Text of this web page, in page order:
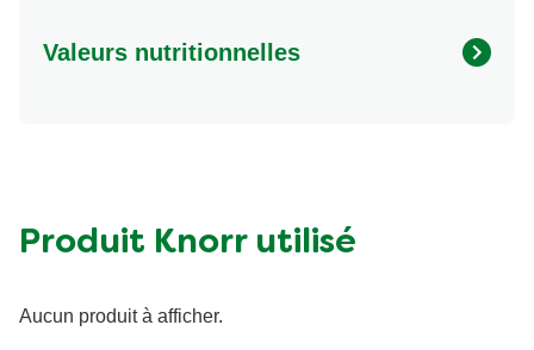
Valeurs nutritionnelles
Sucre (g)
Show all
Produit Knorr utilisé
Aucun produit à afficher.